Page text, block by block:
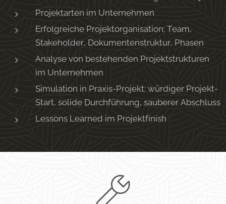
Projektarten im Unternehmen
Erfolgreiche Projektorganisation: Team,
Stakeholder, Dokumentenstruktur, Phasen
Analyse von bestehenden Projektstrukturen
im Unternehmen
Simulation in Praxis-Projekt: würdiger Projekt-
Start, solide Durchführung, sauberer Abschluss
Lessons Learned im Projektfinish